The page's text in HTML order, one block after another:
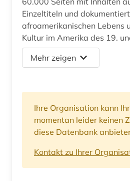
Einzeltiteln und
afroamerikanischen Lebens
Kultur im Amerika des 19.
Mehr zeigen
Ihre Organisation kann
momentan leider keinen
diese Datenbank
Kontakt zu Ihrer